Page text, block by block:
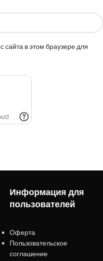
в этом браузере для
Информация для
пользователей
Оферта
Пользовательское
соглашение